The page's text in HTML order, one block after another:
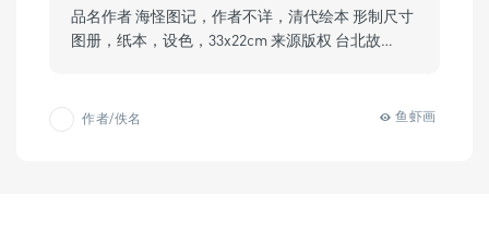
品名作者 海怪图记，作者不详，清代绘本 形制尺寸
图册，纸本，设色，33x22cm 来源版权 台北故…
作者/佚名 鱼虾画